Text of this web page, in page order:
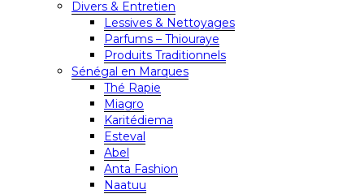
Divers & Entretien
Lessives & Nettoyages
Parfums – Thiouraye
Produits Traditionnels
Sénégal en Marques
Thé Rapie
Miagro
Karitédiema
Esteval
Abel
Anta Fashion
Naatuu